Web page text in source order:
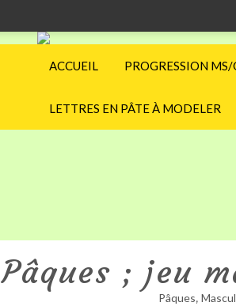
ACCUEIL PROGRESSION MS/
LETTRES EN PÂTE À MODELER
Pâques ; jeu
Pâques,